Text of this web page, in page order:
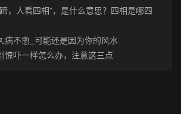
，人看四相”，是什么意思？四相是哪四
病不愈_可能还是因为你的风水
惊吓一样怎么办，注意这三点